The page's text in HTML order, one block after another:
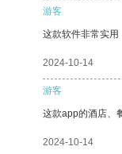
游客
这款软件非常实用
2024-10-14
游客
这款app的酒店、
2024-10-14